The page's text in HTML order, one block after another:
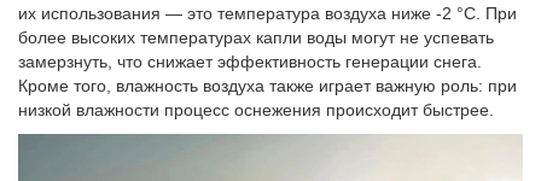
их использования — это температура воздуха ниже -2 °C. При
более высоких температурах капли воды могут не успевать
замерзнуть, что снижает эффективность генерации снега.
Кроме того, влажность воздуха также играет важную роль: при
низкой влажности процесс оснежения происходит быстрее.